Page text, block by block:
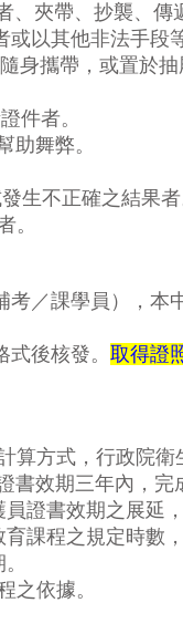
、夾帶、抄襲、
以其他非法手段
身攜帶，或置於
件者。
助舞弊。
生不正確之結果者
。
／課學員），
後核發。 取得證
算方式，行政院
書效期三年內，
證書效期之展延
課程之規定時數
之依據。